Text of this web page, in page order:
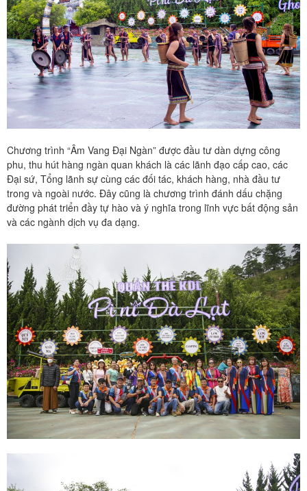
Chương trình “Âm Vang Đại Ngàn” được đầu tư dàn dựng công
phu, thu hút hàng ngàn quan khách là các lãnh đạo cấp cao, các
Đại sứ, Tổng lãnh sự cùng các đối tác, khách hàng, nhà đầu tư
trong và ngoài nước. Đây cũng là chương trình đánh dấu chặng
đường phát triển đầy tự hào và ý nghĩa trong lĩnh vực bất động sản
và các ngành dịch vụ đa dạng.